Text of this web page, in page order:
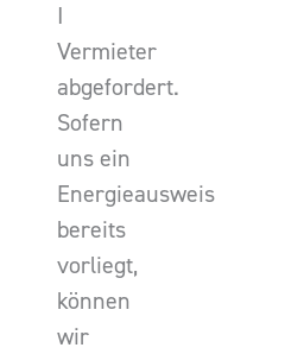
I
Vermieter
abgefordert.
Sofern
uns ein
Energieausweis
bereits
vorliegt,
können
wir